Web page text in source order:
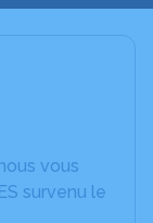
vous
survenu le